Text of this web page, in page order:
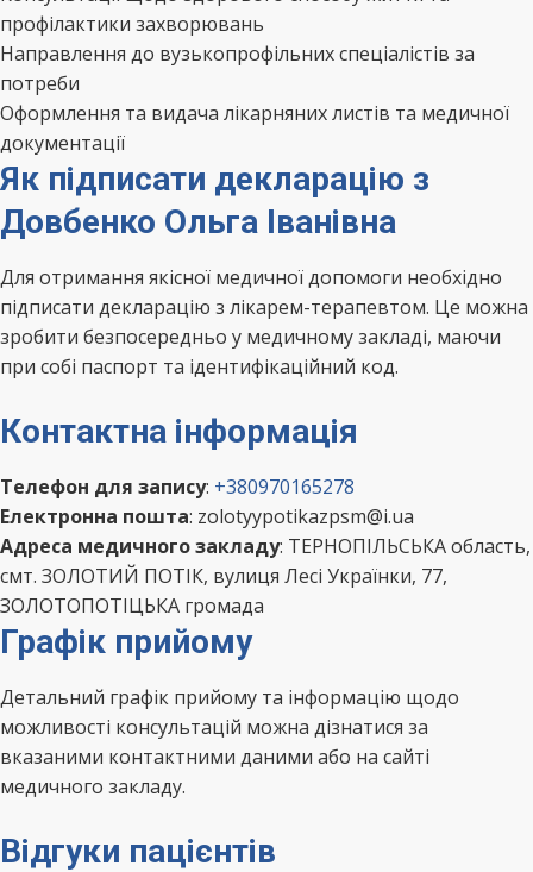
профілактики захворювань
Направлення до вузькопрофільних спеціалістів за
потреби
Оформлення та видача лікарняних листів та медичної
документації
Як підписати декларацію з
Довбенко Ольга Іванівна
Для отримання якісної медичної допомоги необхідно
підписати декларацію з лікарем-терапевтом. Це можна
зробити безпосередньо у медичному закладі, маючи
при собі паспорт та ідентифікаційний код.
Контактна інформація
Телефон для запису: +380970165278
Електронна пошта: zolotyypotikazpsm@i.ua
Адреса медичного закладу: ТЕРНОПІЛЬСЬКА область,
смт. ЗОЛОТИЙ ПОТІК, вулиця Лесі Українки, 77,
ЗОЛОТОПОТІЦЬКА громада
Графік прийому
Детальний графік прийому та інформацію щодо
можливості консультацій можна дізнатися за
вказаними контактними даними або на сайті
медичного закладу.
Відгуки пацієнтів